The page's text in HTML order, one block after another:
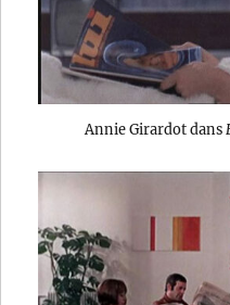
Annie Girardot dans